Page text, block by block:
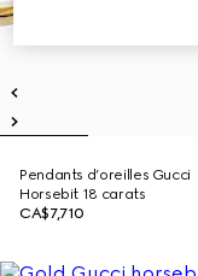
Pendants d’oreilles Gucci
Horsebit 18 carats
CA$7,710